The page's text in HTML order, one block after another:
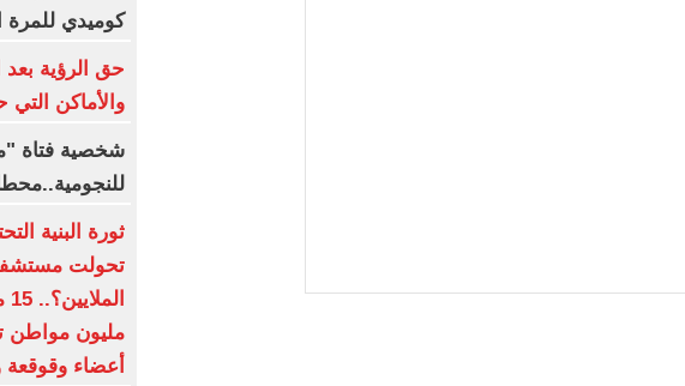
كوميدي للمرة
حق الرؤية
والأماكن التي
شخصية فتاة
ثورة البنية
تحولت
أعضاء